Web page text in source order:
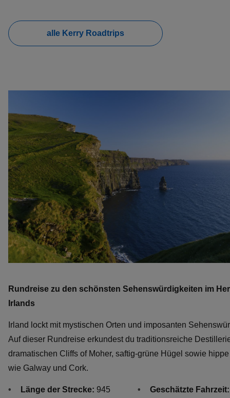
alle Kerry Roadtrips
Rundreise zu den schönsten Sehenswürdigkeiten im
Irlands
Irland lockt mit mystischen Orten und imposanten
Auf dieser Rundreise erkundest du traditionsreiche
dramatischen Cliffs of Moher, saftig-grüne Hügel sowie
wie Galway und Cork.
Länge der Strecke: 945
Geschätzte Fahrzeit: